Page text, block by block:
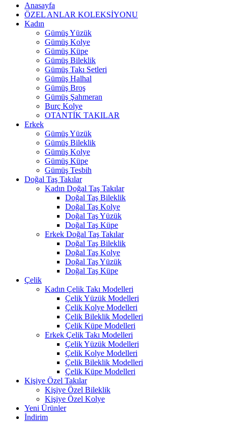
Anasayfa
ÖZEL ANLAR KOLEKSİYONU
Kadın
Gümüş Yüzük
Gümüş Kolye
Gümüş Küpe
Gümüş Bileklik
Gümüş Takı Setleri
Gümüş Halhal
Gümüş Broş
Gümüş Şahmeran
Burç Kolye
OTANTİK TAKILAR
Erkek
Gümüş Yüzük
Gümüş Bileklik
Gümüş Kolye
Gümüş Küpe
Gümüş Tesbih
Doğal Taş Takılar
Kadın Doğal Taş Takılar
Doğal Taş Bileklik
Doğal Taş Kolye
Doğal Taş Yüzük
Doğal Taş Küpe
Erkek Doğal Taş Takılar
Doğal Taş Bileklik
Doğal Taş Kolye
Doğal Taş Yüzük
Doğal Taş Küpe
Çelik
Kadın Çelik Takı Modelleri
Çelik Yüzük Modelleri
Çelik Kolye Modelleri
Çelik Bileklik Modelleri
Çelik Küpe Modelleri
Erkek Çelik Takı Modelleri
Çelik Yüzük Modelleri
Çelik Kolye Modelleri
Çelik Bileklik Modelleri
Çelik Küpe Modelleri
Kişiye Özel Takılar
Kişiye Özel Bileklik
Kişiye Özel Kolye
Yeni Ürünler
İndirim